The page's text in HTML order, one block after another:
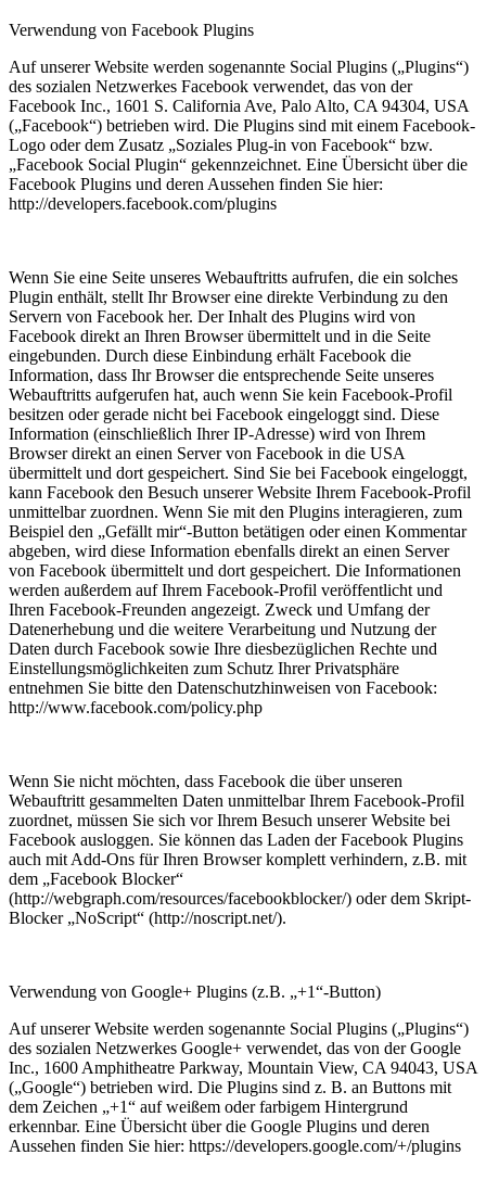
Verwendung von Facebook Plugins
Auf unserer Website werden sogenannte Social Plugins („Plugins“)
des sozialen Netzwerkes Facebook verwendet, das von der
Facebook Inc., 1601 S. California Ave, Palo Alto, CA 94304, USA
(„Facebook“) betrieben wird. Die Plugins sind mit einem Facebook-
Logo oder dem Zusatz „Soziales Plug-in von Facebook“ bzw.
„Facebook Social Plugin“ gekennzeichnet. Eine Übersicht über die
Facebook Plugins und deren Aussehen finden Sie hier:
http://developers.facebook.com/plugins
Wenn Sie eine Seite unseres Webauftritts aufrufen, die ein solches
Plugin enthält, stellt Ihr Browser eine direkte Verbindung zu den
Servern von Facebook her. Der Inhalt des Plugins wird von
Facebook direkt an Ihren Browser übermittelt und in die Seite
eingebunden. Durch diese Einbindung erhält Facebook die
Information, dass Ihr Browser die entsprechende Seite unseres
Webauftritts aufgerufen hat, auch wenn Sie kein Facebook-Profil
besitzen oder gerade nicht bei Facebook eingeloggt sind. Diese
Information (einschließlich Ihrer IP-Adresse) wird von Ihrem
Browser direkt an einen Server von Facebook in die USA
übermittelt und dort gespeichert. Sind Sie bei Facebook eingeloggt,
kann Facebook den Besuch unserer Website Ihrem Facebook-Profil
unmittelbar zuordnen. Wenn Sie mit den Plugins interagieren, zum
Beispiel den „Gefällt mir“-Button betätigen oder einen Kommentar
abgeben, wird diese Information ebenfalls direkt an einen Server
von Facebook übermittelt und dort gespeichert. Die Informationen
werden außerdem auf Ihrem Facebook-Profil veröffentlicht und
Ihren Facebook-Freunden angezeigt. Zweck und Umfang der
Datenerhebung und die weitere Verarbeitung und Nutzung der
Daten durch Facebook sowie Ihre diesbezüglichen Rechte und
Einstellungsmöglichkeiten zum Schutz Ihrer Privatsphäre
entnehmen Sie bitte den Datenschutzhinweisen von Facebook:
http://www.facebook.com/policy.php
Wenn Sie nicht möchten, dass Facebook die über unseren
Webauftritt gesammelten Daten unmittelbar Ihrem Facebook-Profil
zuordnet, müssen Sie sich vor Ihrem Besuch unserer Website bei
Facebook ausloggen. Sie können das Laden der Facebook Plugins
auch mit Add-Ons für Ihren Browser komplett verhindern, z.B. mit
dem „Facebook Blocker“
(http://webgraph.com/resources/facebookblocker/) oder dem Skript-
Blocker „NoScript“ (http://noscript.net/).
Verwendung von Google+ Plugins (z.B. „+1“-Button)
Auf unserer Website werden sogenannte Social Plugins („Plugins“)
des sozialen Netzwerkes Google+ verwendet, das von der Google
Inc., 1600 Amphitheatre Parkway, Mountain View, CA 94043, USA
(„Google“) betrieben wird. Die Plugins sind z. B. an Buttons mit
dem Zeichen „+1“ auf weißem oder farbigem Hintergrund
erkennbar. Eine Übersicht über die Google Plugins und deren
Aussehen finden Sie hier: https://developers.google.com/+/plugins